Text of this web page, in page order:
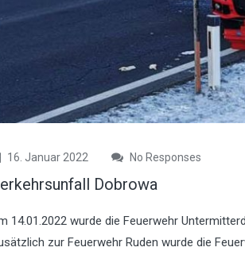
16. Januar 2022 No Responses
Dobrowa
14.01.2022 wurde die Feuerwehr
zur Feuerwehr Ruden wurde die